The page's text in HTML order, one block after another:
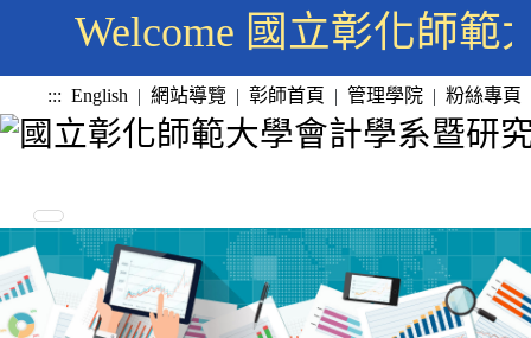
Welcome 國立彰化師範
::: English | 網站導覽 | 彰師首頁 | 管理學院 | 粉絲專頁